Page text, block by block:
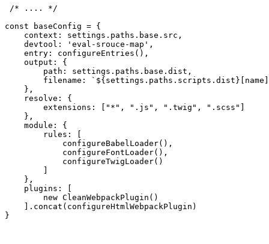
/* .... */
const baseConfig = {
    context: settings.paths.base.src,
    devtool: 'eval-srouce-map',
    entry: configureEntries(),
    output: {
        path: settings.paths.base.dist,
filename:
    },
    resolve: {
        extensions: ["*", ".js", ".twig", ".scss"]
    },
    module: {
        rules: [
            configureBabelLoader(),
            configureFontLoader(),
            configureTwigLoader()
    },
    plugins: [
        new CleanWebpackPlugin()
    ].concat(configureHtmlWebpackPlugin)
}